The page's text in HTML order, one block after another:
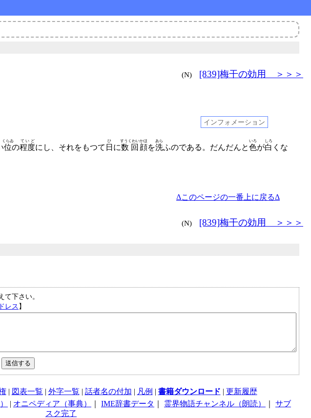
(N) [839]梅干の効用 ＞＞＞
インフォメーション
位
くらゐ
の程度
ていど
にし、 それをもつて 日
ひ
に数回
すうくわい
顔
かほ
を洗
あら
ふのである。 だんだんと色
いろ
が白
しろ
くな
Δこのページの一番上に戻るΔ
(N) [839]梅干の効用 ＞＞＞
下さい。
レス 】
| 図表一覧 | 外字一覧 | 話者名の付加 | 凡例 | 書籍ダウンロード | 更新履歴
| オニペディア（事典） IME辞書データ 霊界物語チャンネル（朗読）
サブ
スク完了